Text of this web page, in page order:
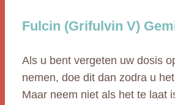
Fulcin (Grifulvin V)
Als u bent vergeten uw dosis
nemen, doe dit dan zodra u
Maar neem niet als het te laat